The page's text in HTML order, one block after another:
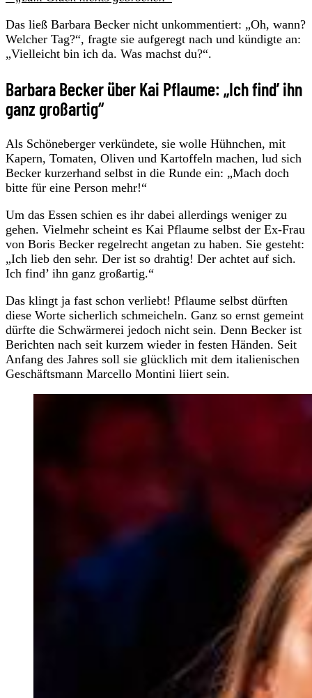
Das ließ Barbara Becker nicht unkommentiert: „Oh, wann?
Welcher Tag?“, fragte sie aufgeregt nach und kündigte an:
„Vielleicht bin ich da. Was machst du?“.
Barbara Becker über Kai Pflaume: „Ich find’ ihn
ganz großartig“
Als Schöneberger verkündete, sie wolle Hühnchen, mit
Kapern, Tomaten, Oliven und Kartoffeln machen, lud sich
Becker kurzerhand selbst in die Runde ein: „Mach doch
bitte für eine Person mehr!“
Um das Essen schien es ihr dabei allerdings weniger zu
gehen. Vielmehr scheint es Kai Pflaume selbst der Ex-Frau
von Boris Becker regelrecht angetan zu haben. Sie gesteht:
„Ich lieb den sehr. Der ist so drahtig! Der achtet auf sich.
Ich find’ ihn ganz großartig.“
Das klingt ja fast schon verliebt! Pflaume selbst dürften
diese Worte sicherlich schmeicheln. Ganz so ernst gemeint
dürfte die Schwärmerei jedoch nicht sein. Denn Becker ist
Berichten nach seit kurzem wieder in festen Händen. Seit
Anfang des Jahres soll sie glücklich mit dem italienischen
Geschäftsmann Marcello Montini liiert sein.